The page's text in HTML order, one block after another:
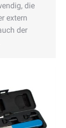
die
extern
der